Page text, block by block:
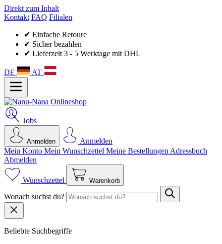
Direkt zum Inhalt
Kontakt FAQ Filialen
✔ Einfache Retoure
✔ Sicher bezahlen
✔ Lieferzeit 3 - 5 Werktage mit DHL
DE AT
Jobs
Anmelden
Anmelden
Mein Konto Mein Wunsch­zettel Meine Bestellungen Adressbuch
Abmelden
Wunschzettel Warenkorb
Wonach suchst du?
Beliebte Suchbegriffe